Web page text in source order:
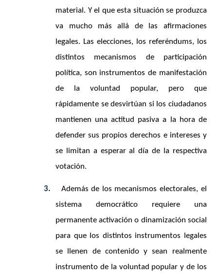
material. Y el que esta situación se produzca
va mucho más allá de las afirmaciones
legales. Las elecciones, los referéndums, los
distintos mecanismos de participación
política, son instrumentos de manifestación
de la voluntad popular, pero que
rápidamente se desvirtúan si los ciudadanos
mantienen una actitud pasiva a la hora de
defender sus propios derechos e intereses y
se limitan a esperar al día de la respectiva
votación.
3.
Además de los mecanismos electorales, el
sistema democrático requiere una
permanente activación o dinamización social
para que los distintos instrumentos legales
se llenen de contenido y sean realmente
instrumento de la voluntad popular y de los